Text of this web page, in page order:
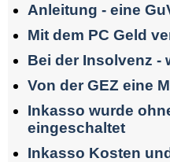
Anleitung - eine
Mit dem PC Geld
Bei der Insolvenz -
Von der GEZ eine
Inkasso wurde
eingeschaltet
Inkasso Kosten